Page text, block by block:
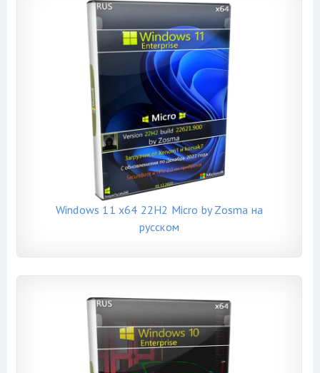
Windows 11 x64 22H2 Micro by Zosma на
русском